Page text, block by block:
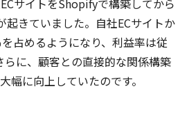
サイトをShopifyで構築してから
起きていました。自社ECサイトか
占めるようになり、利益率は従
に、顧客との直接的な関係構築
幅に向上していたのです。